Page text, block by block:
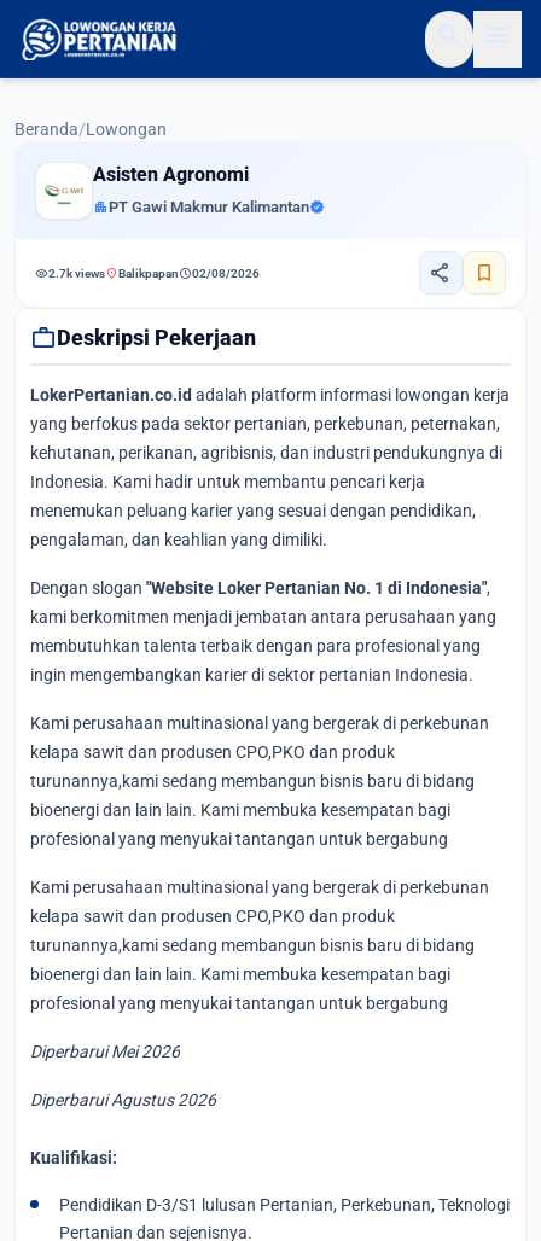
Beranda/Lowongan
Asisten Agronomi
apartment PT Gawi Makmur Kalimantanverified
visibility2.7k viewslocation_onBalikpapanschedule02/08/2026 share bookmark
workDeskripsi Pekerjaan
LokerPertanian.co.id adalah platform informasi lowongan kerja
yang berfokus pada sektor pertanian, perkebunan, peternakan,
kehutanan, perikanan, agribisnis, dan industri pendukungnya di
Indonesia. Kami hadir untuk membantu pencari kerja
menemukan peluang karier yang sesuai dengan pendidikan,
pengalaman, dan keahlian yang dimiliki.
Dengan slogan "Website Loker Pertanian No. 1 di Indonesia",
kami berkomitmen menjadi jembatan antara perusahaan yang
membutuhkan talenta terbaik dengan para profesional yang
ingin mengembangkan karier di sektor pertanian Indonesia.
Kami perusahaan multinasional yang bergerak di perkebunan
kelapa sawit dan produsen CPO,PKO dan produk
turunannya,kami sedang membangun bisnis baru di bidang
bioenergi dan lain lain. Kami membuka kesempatan bagi
profesional yang menyukai tantangan untuk bergabung
Kami perusahaan multinasional yang bergerak di perkebunan
kelapa sawit dan produsen CPO,PKO dan produk
turunannya,kami sedang membangun bisnis baru di bidang
bioenergi dan lain lain. Kami membuka kesempatan bagi
profesional yang menyukai tantangan untuk bergabung
Diperbarui Mei 2026
Diperbarui Agustus 2026
Kualifikasi:
Pendidikan D-3/S1 lulusan Pertanian, Perkebunan, Teknologi
Pertanian dan sejenisnya.